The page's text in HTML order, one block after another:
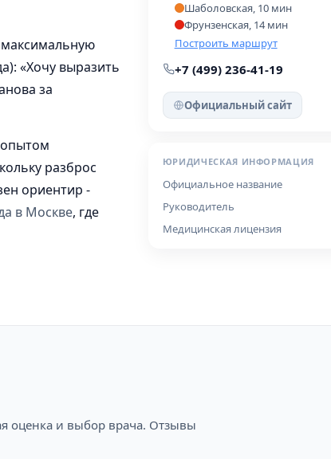
максимальную
«Хочу выразить
за
разброс
ориентир -
в Москве, где
Шаболовская, 10 мин
Фрунзенская, 14 мин
Построить маршрут
+7 (499) 236-41-19
Официальный сайт
ЮРИДИЧЕСКАЯ ИНФОРМАЦИЯ
Официальное название
Руководитель
Медицинская лицензия
оценка и выбор врача. Отзывы